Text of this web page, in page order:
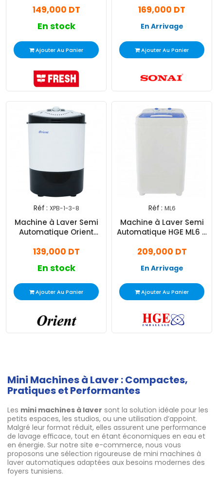
149,000 DT
En stock
Ajouter Au Panier
169,000 DT
En Arrivage
Ajouter Au Panier
Réf : XPB-1-3-8
Machine à Laver Semi
Automatique Orient
139,000 DT
En stock
Ajouter Au Panier
Réf : ML6
Machine à Laver Semi
Automatique HGE ML6 6
209,000 DT
En Arrivage
Ajouter Au Panier
Mini Machines à Laver : Compactes,
Pratiques et Performantes
Les mini machines à laver sont la solution idéale pour les
petits espaces, les studios, ou une utilisation d’appoint.
Malgré leur format réduit, elles assurent une performance
de lavage efficace, tout en étant économiques en eau et
en énergie. Sur notre site e-commerce, nous vous
proposons une sélection rigoureuse de mini machines à
laver automatiques adaptées aux besoins modernes des
foyers tunisiens.